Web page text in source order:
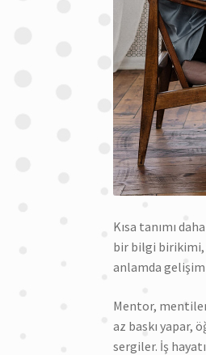
Kısa tanımı
bir bilgi birikimi,
anlamda
Mentor,
az baskı
sergiler. İş